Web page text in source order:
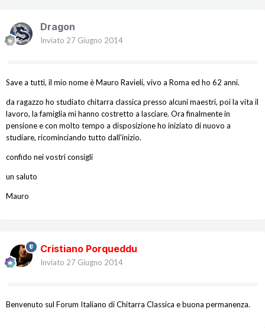
Dragon
Inviato 27 Giugno 2014
Save a tutti, il mio nome è Mauro Ravieli, vivo a Roma ed ho 62 anni.
da ragazzo ho studiato chitarra classica presso alcuni maestri, poi la vita il
lavoro, la famiglia mi hanno costretto a lasciare. Ora finalmente in
pensione e con molto tempo a disposizione ho iniziato di nuovo a
studiare, ricominciando tutto dall'inizio.
confido nei vostri consigli
un saluto
Mauro
Cristiano Porqueddu
Inviato 27 Giugno 2014
Benvenuto sul Forum Italiano di Chitarra Classica e buona permanenza.